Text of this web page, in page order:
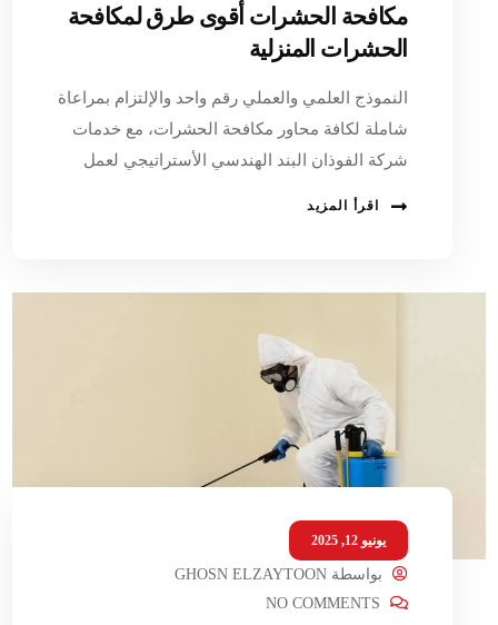
مكافحة الحشرات أقوى طرق لمكافحة
الحشرات المنزلية
النموذج العلمي والعملي رقم واحد والإلتزام بمراعاة
شاملة لكافة محاور مكافحة الحشرات، مع خدمات
شركة الفوذان البند الهندسي الأستراتيجي لعمل
اقرأ المزيد
يونيو 12, 2025
بواسطةGHOSN ELZAYTOON
NO COMMENTS